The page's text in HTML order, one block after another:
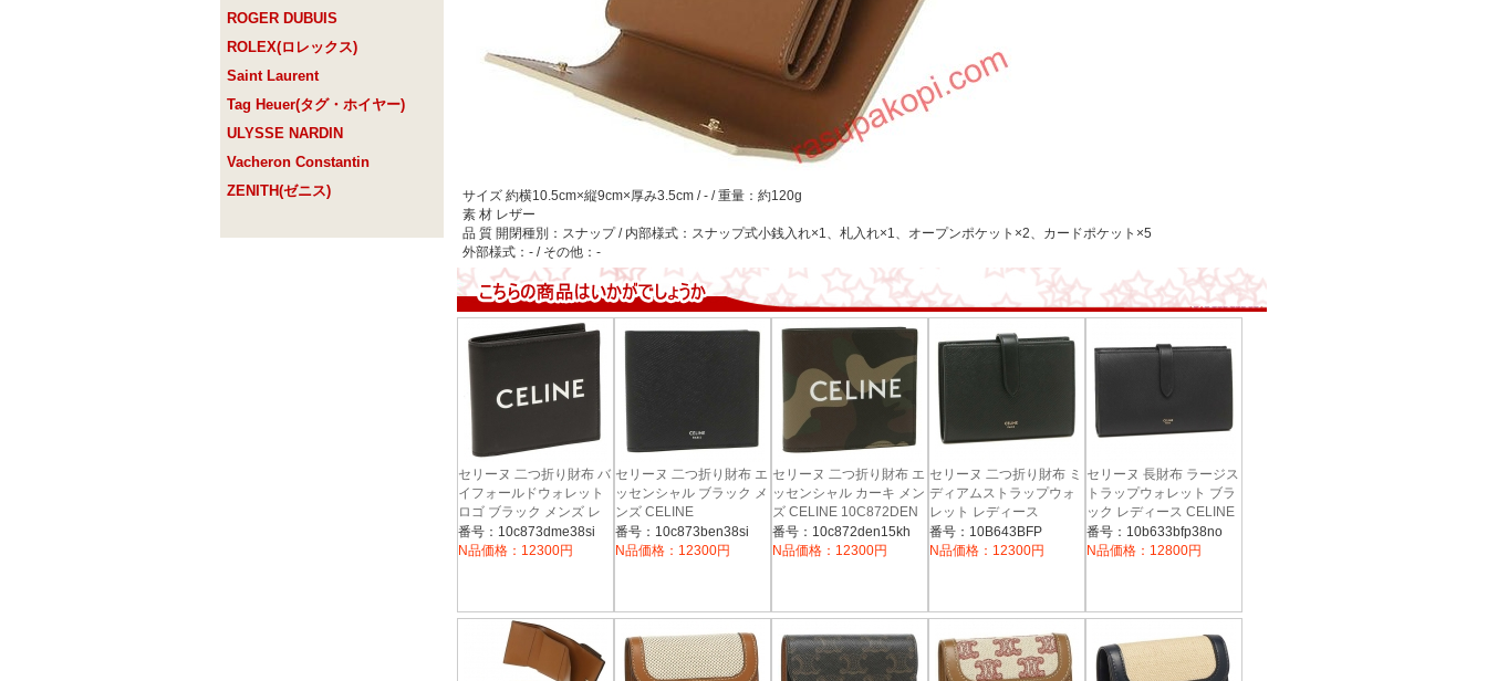
ROGER DUBUIS
ROLEX(ロレックス)
Saint Laurent
Tag Heuer(タグ・ホイヤー)
ULYSSE NARDIN
Vacheron Constantin
ZENITH(ゼニス)
サイズ 約横10.5cm×縦9cm×厚み3.5cm / - / 重量：約120g
素 材 レザー
品 質 開閉種別：スナップ / 内部様式：スナップ式小銭入れ×1、札入れ×1、オープンポケット×2、カードポケット×5
外部様式：- / その他：-
セリーヌ 二つ折り財布 バ
イフォールドウォレット
ロゴ ブラック メンズ レ
ディース CELINE
10C873DME 38SI 2021
番号：10c873dme38si
N品価格：12300円
セリーヌ 二つ折り財布 エ
ッセンシャル ブラック メ
ンズ CELINE
10C873BEN 38SI
番号：10c873ben38si
N品価格：12300円
セリーヌ 二つ折り財布 エ
ッセンシャル カーキ メン
ズ CELINE 10C872DEN
15KH
番号：10c872den15kh
N品価格：12300円
セリーヌ 二つ折り財布 ミ
ディアムストラップウォ
レット レディース
CELINE 10B643BFP
番号：10B643BFP
N品価格：12300円
セリーヌ 長財布 ラージス
トラップウォレット ブラ
ック レディース CELINE
10B633BFP 38NO
番号：10b633bfp38no
N品価格：12800円